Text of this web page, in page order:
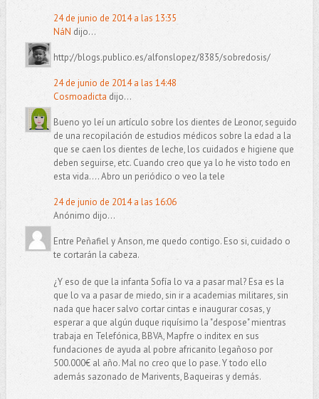
24 de junio de 2014 a las 13:35
NáN dijo...
http://blogs.publico.es/alfonslopez/8385/sobredosis/
24 de junio de 2014 a las 14:48
Cosmoadicta dijo...
Bueno yo leí un artículo sobre los dientes de Leonor, seguido
de una recopilación de estudios médicos sobre la edad a la
que se caen los dientes de leche, los cuidados e higiene que
deben seguirse, etc. Cuando creo que ya lo he visto todo en
esta vida.... Abro un periódico o veo la tele
24 de junio de 2014 a las 16:06
Anónimo dijo...
Entre Peñafiel y Anson, me quedo contigo. Eso si, cuidado o
te cortarán la cabeza.
¿Y eso de que la infanta Sofía lo va a pasar mal? Esa es la
que lo va a pasar de miedo, sin ir a academias militares, sin
nada que hacer salvo cortar cintas e inaugurar cosas, y
esperar a que algún duque riquísimo la "despose" mientras
trabaja en Telefónica, BBVA, Mapfre o inditex en sus
fundaciones de ayuda al pobre africanito legañoso por
500.000€ al año. Mal no creo que lo pase. Y todo ello
además sazonado de Marivents, Baqueiras y demás.